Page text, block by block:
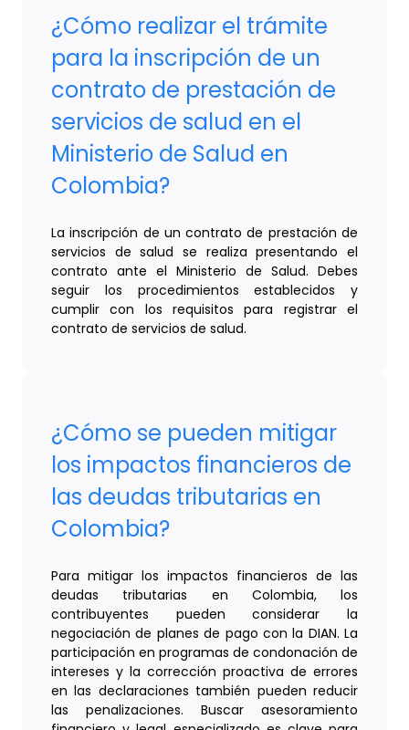
¿Cómo realizar el trámite
para la inscripción de un
contrato de prestación de
servicios de salud en el
Ministerio de Salud en
Colombia?
La inscripción de un contrato de prestación de
servicios de salud se realiza presentando el
contrato ante el Ministerio de Salud. Debes
seguir los procedimientos establecidos y
cumplir con los requisitos para registrar el
contrato de servicios de salud.
¿Cómo se pueden mitigar
los impactos financieros de
las deudas tributarias en
Colombia?
Para mitigar los impactos financieros de las
deudas tributarias en Colombia, los
contribuyentes pueden considerar la
negociación de planes de pago con la DIAN. La
participación en programas de condonación de
intereses y la corrección proactiva de errores
en las declaraciones también pueden reducir
las penalizaciones. Buscar asesoramiento